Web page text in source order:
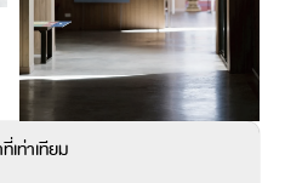
เท่าเทียม